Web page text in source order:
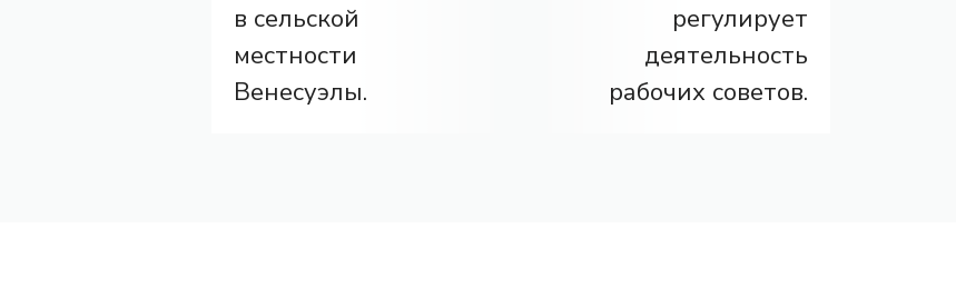
в сельской
местности
Венесуэлы.
регулирует
деятельность
рабочих советов.